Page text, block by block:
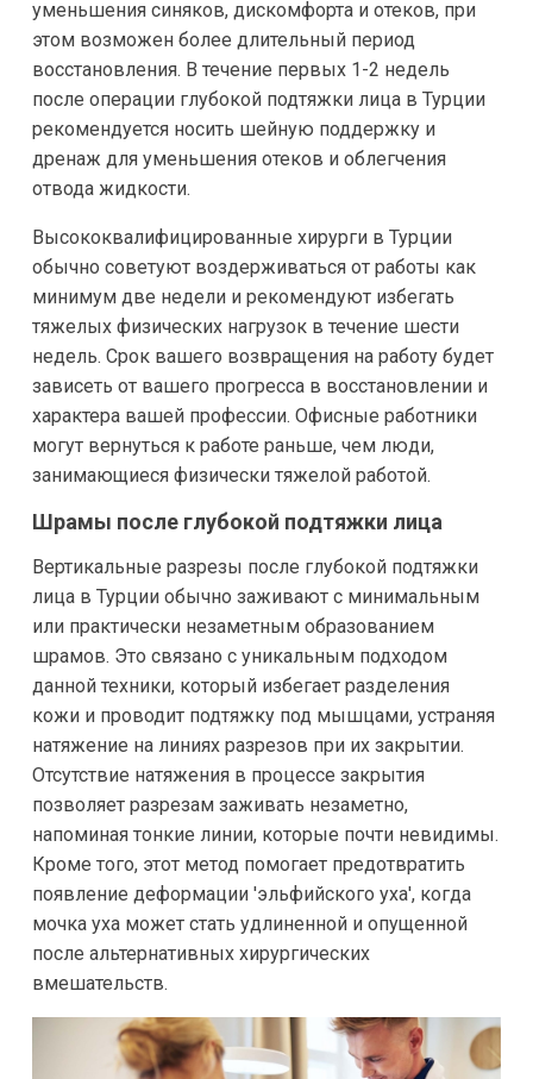
уменьшения синяков, дискомфорта и отеков, при
этом возможен более длительный период
восстановления. В течение первых 1-2 недель
после операции глубокой подтяжки лица в Турции
рекомендуется носить шейную поддержку и
дренаж для уменьшения отеков и облегчения
отвода жидкости.
Высококвалифицированные хирурги в Турции
обычно советуют воздерживаться от работы как
минимум две недели и рекомендуют избегать
тяжелых физических нагрузок в течение шести
недель. Срок вашего возвращения на работу будет
зависеть от вашего прогресса в восстановлении и
характера вашей профессии. Офисные работники
могут вернуться к работе раньше, чем люди,
занимающиеся физически тяжелой работой.
Шрамы после глубокой подтяжки лица
Вертикальные разрезы после глубокой подтяжки
лица в Турции обычно заживают с минимальным
или практически незаметным образованием
шрамов. Это связано с уникальным подходом
данной техники, который избегает разделения
кожи и проводит подтяжку под мышцами, устраняя
натяжение на линиях разрезов при их закрытии.
Отсутствие натяжения в процессе закрытия
позволяет разрезам заживать незаметно,
напоминая тонкие линии, которые почти невидимы.
Кроме того, этот метод помогает предотвратить
появление деформации 'эльфийского уха', когда
мочка уха может стать удлиненной и опущенной
после альтернативных хирургических
вмешательств.